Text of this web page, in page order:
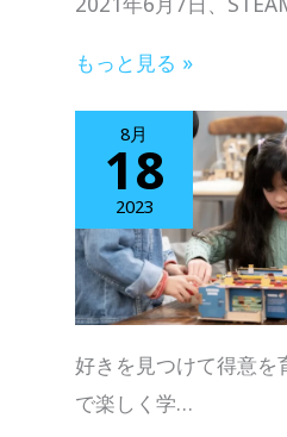
もっと見る »
8月
18
2023
好きを見つけて得意を
で楽しく学…